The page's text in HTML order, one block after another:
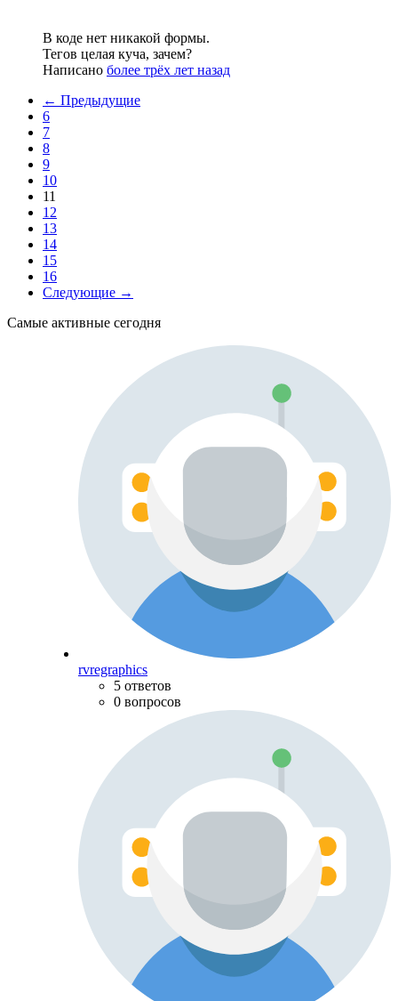
В коде нет никакой формы.
Тегов целая куча, зачем?
Написано более трёх лет назад
← Предыдущие
6
7
8
9
10
11
12
13
14
15
16
Следующие →
Самые активные сегодня
rvregraphics
5 ответов
0 вопросов